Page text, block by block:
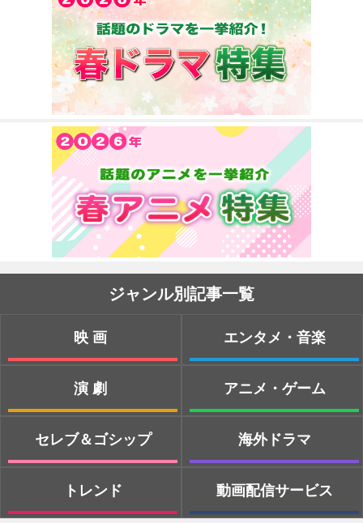
ジャンル別記事一覧
映画
演劇
セレブ＆ゴシップ
トレンド
エンタメ・音楽
アニメ・ゲーム
海外ドラマ
動画配信サービス